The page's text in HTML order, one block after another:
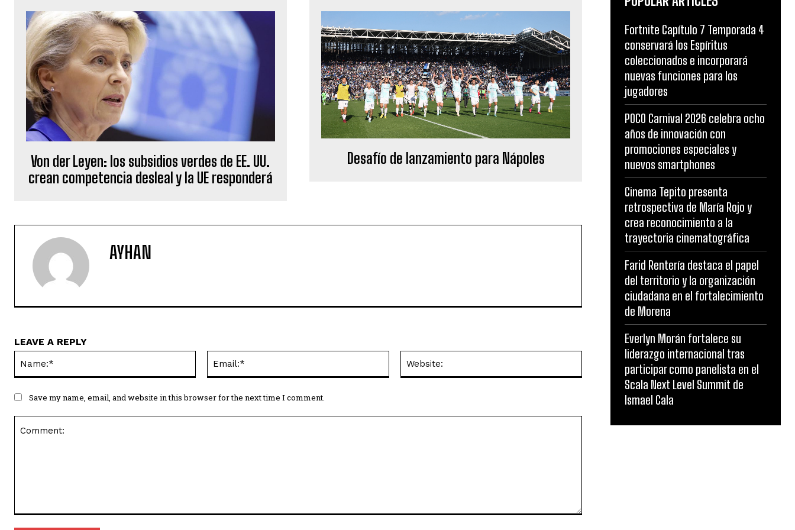
Von der Leyen: los subsidios verdes de EE. UU.
crean competencia desleal y la UE responderá
Desafío de lanzamiento para Nápoles
AYHAN
LEAVE A REPLY
Save my name, email, and website in this browser for the next time I comment.
Fortnite Capítulo 7 Temporada 4
conservará los Espíritus
coleccionados e incorporará
nuevas funciones para los
jugadores
POCO Carnival 2026 celebra ocho
años de innovación con
promociones especiales y
nuevos smartphones
Cinema Tepito presenta
retrospectiva de María Rojo y
crea reconocimiento a la
trayectoria cinematográfica
Farid Rentería destaca el papel
del territorio y la organización
ciudadana en el fortalecimiento
de Morena
Everlyn Morán fortalece su
liderazgo internacional tras
participar como panelista en el
Scala Next Level Summit de
Ismael Cala